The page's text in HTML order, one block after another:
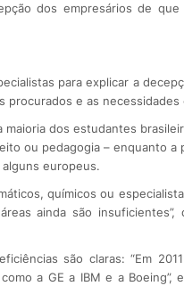
dos empresários de que
para explicar a
e as necessidades
dos estudantes
ou pedagogia – enquanto
europeus.
químicos ou
ainda são
são claras: “Em
a GE a IBM e a Boeing”,